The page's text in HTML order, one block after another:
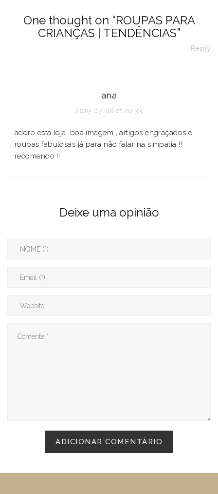
One thought on “ROUPAS PARA
CRIANÇAS | TENDÊNCIAS”
Reply
ana
2019-07-08 at 20:33
adoro esta loja, boa imagem , artigos engraçados e
roupas fabulosas já para não falar na simpatia !!
recomendo !!
Deixe uma opinião